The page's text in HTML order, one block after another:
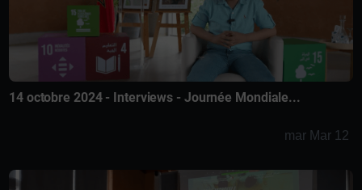
14 octobre 2024 - Interviews - Journée Mondiale...
mar Mar 12